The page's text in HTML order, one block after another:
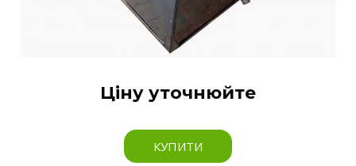
Ціну уточнюйте
КУПИТИ